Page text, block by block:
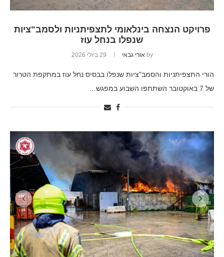
פרויקט הנצחה בינלאומי לתצפיתניות ולסמב"ציות
שנפלו בנחל עוז
by אורי גבאי 29 ביולי 2026
הורי התצפיתניות והסמב"ציות שנפלו בבסיס נחל עוז במתקפת הטרור
של 7 באוקטובר השתתפו השבוע במפגש…